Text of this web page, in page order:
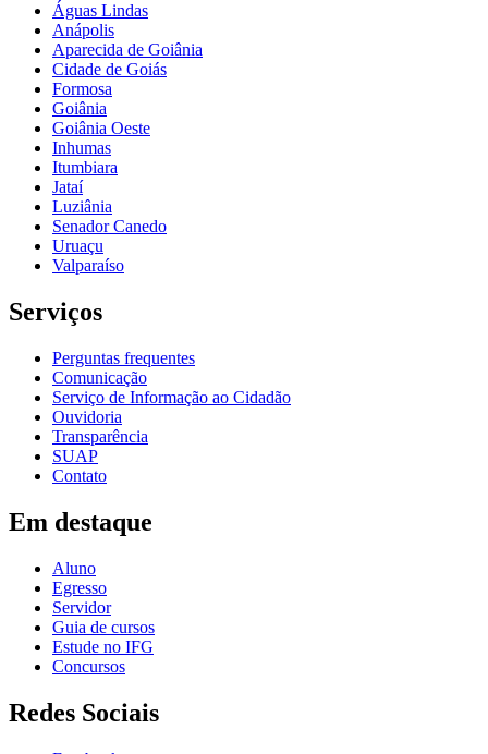
Águas Lindas
Anápolis
Aparecida de Goiânia
Cidade de Goiás
Formosa
Goiânia
Goiânia Oeste
Inhumas
Itumbiara
Jataí
Luziânia
Senador Canedo
Uruaçu
Valparaíso
Serviços
Perguntas frequentes
Comunicação
Serviço de Informação ao Cidadão
Ouvidoria
Transparência
SUAP
Contato
Em destaque
Aluno
Egresso
Servidor
Guia de cursos
Estude no IFG
Concursos
Redes Sociais